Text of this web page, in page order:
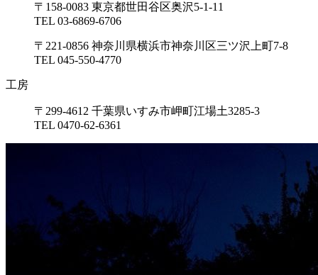
〒158-0083 東京都世田谷区奥沢5-1-11
TEL 03-6869-6706
〒221-0856 神奈川県横浜市神奈川区三ツ沢上町7-8
TEL 045-550-4770
工房
〒299-4612 千葉県いすみ市岬町江場土3285-3
TEL 0470-62-6361